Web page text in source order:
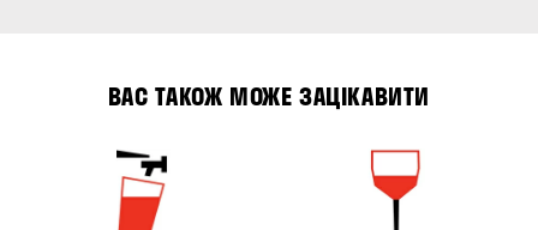
ВАС ТАКОЖ МОЖЕ ЗАЦІКАВИТИ